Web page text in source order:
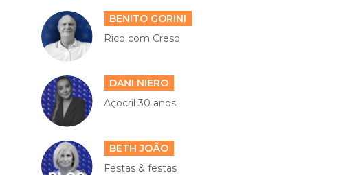
BENITO GORINI
Rico com Creso
DANI NIERO
Açocril 30 anos
BETH JOÃO
Festas & festas